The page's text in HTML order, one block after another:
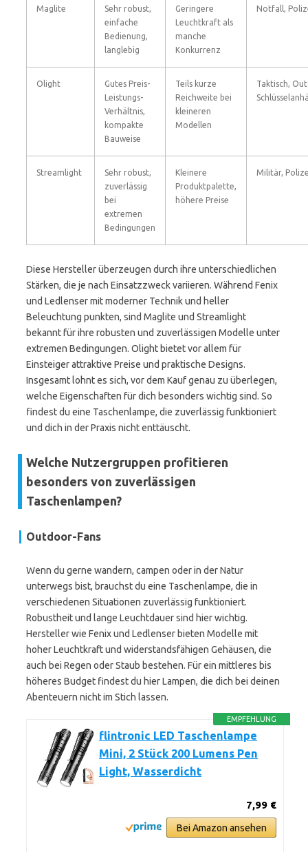
Maglite
Sehr robust,
einfache
Bedienung,
langlebig
Geringere
Leuchtkraft als
manche
Konkurrenz
Notfall,
Olight
Gutes Preis-
Leistungs-
Verhältnis,
kompakte
Bauweise
Teils kurze
Reichweite bei
kleineren
Modellen
Taktisch,
Streamlight
Sehr robust,
zuverlässig
bei
extremen
Bedingungen
Kleinere
Produktpalette,
höhere Preise
Militär,
Diese Hersteller überzeugen durch ihre unterschiedlichen
Stärken, die je nach Einsatzzweck variieren. Während Fenix
und Ledlenser mit moderner Technik und heller
Beleuchtung punkten, sind Maglite und Streamlight
bekannt für ihre robusten und zuverlässigen Modelle unter
extremen Bedingungen. Olight bietet vor allem für
Einsteiger attraktive Preise und praktische Designs.
Insgesamt lohnt es sich, vor dem Kauf genau zu überlegen,
welche Eigenschaften für dich besonders wichtig sind. So
findest du eine Taschenlampe, die zuverlässig funktioniert
und dich in der Praxis nicht enttäuscht.
Welche Nutzergruppen profitieren
besonders von zuverlässigen
Taschenlampen?
Outdoor-Fans
Wenn du gerne wandern, campen oder in der Natur
unterwegs bist, brauchst du eine Taschenlampe, die in
verschiedenen Situationen zuverlässig funktioniert.
Robustheit und lange Leuchtdauer sind hier wichtig.
Hersteller wie Fenix und Ledlenser bieten Modelle mit
hoher Leuchtkraft und widerstandsfähigen Gehäusen, die
auch bei Regen oder Staub bestehen. Für ein mittleres bis
höheres Budget findest du hier Lampen, die dich bei deinen
Abenteuern nicht im Stich lassen.
EMPFEHLUNG
flintronic LED Taschenlampe
Mini, 2 Stück 200 Lumens Pen
Light, Wasserdicht
7,99 €
Bei Amazon ansehen